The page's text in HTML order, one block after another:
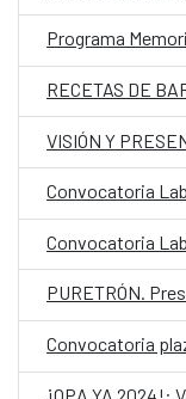
Programa
RECETAS DE